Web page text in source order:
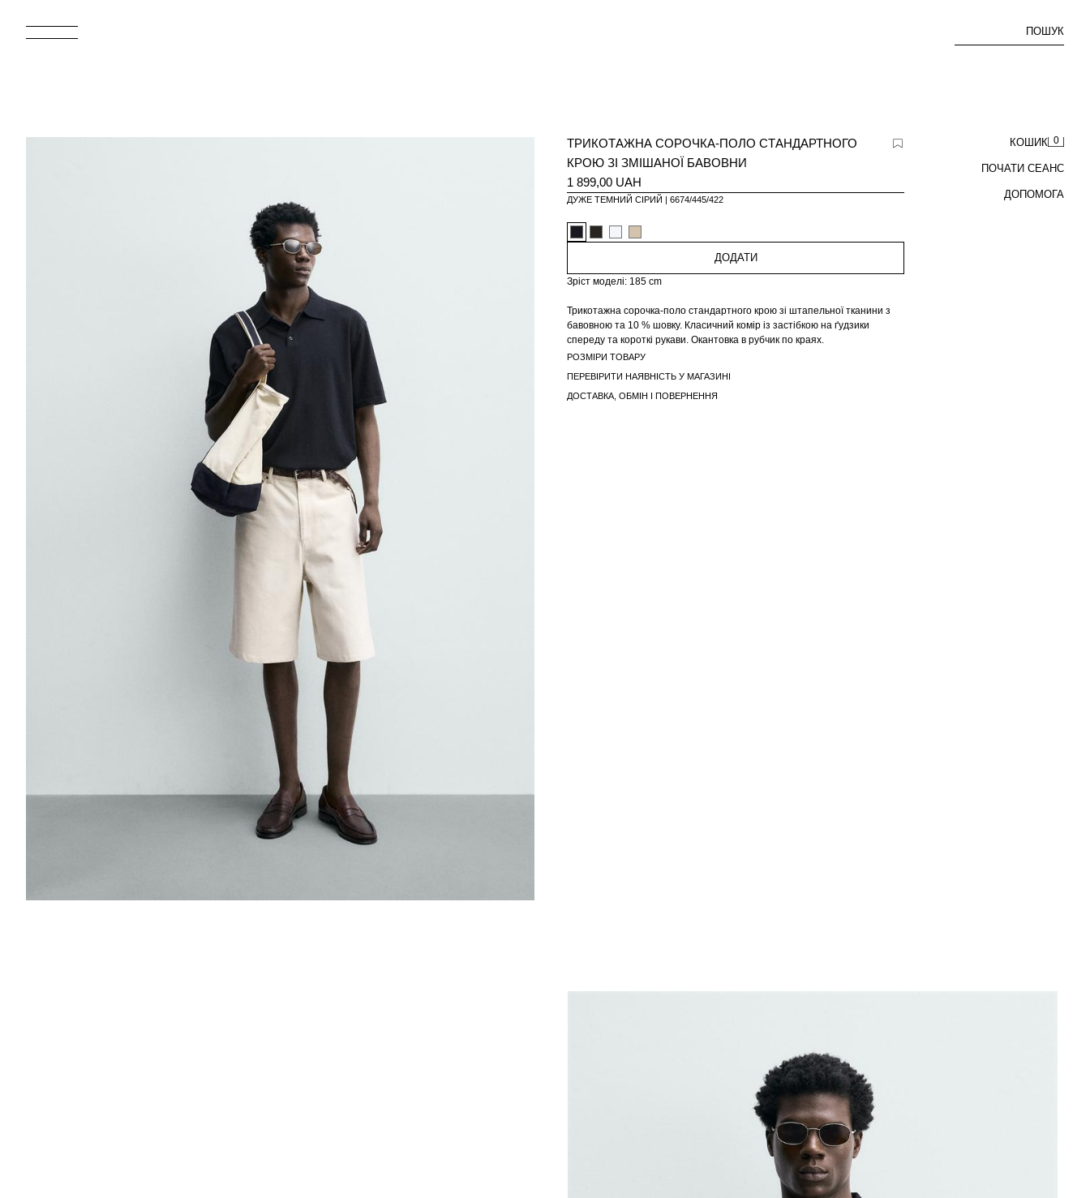
ПОШУК
КОШИК 0
ПОЧАТИ СЕАНС
ДОПОМОГА
ТРИКОТАЖНА СОРОЧКА-ПОЛО СТАНДАРТНОГО
КРОЮ ЗІ ЗМІШАНОЇ БАВОВНИ
1 899,00 UAH
ДУЖЕ ТЕМНИЙ СІРИЙ 6674/445/422
ДОДАТИ
Зріст моделі: 185 cm
Трикотажна сорочка-поло стандартного крою зі штапельної тканини з
бавовною та 10 % шовку. Класичний комір із застібкою на ґудзики
спереду та короткі рукави. Окантовка в рубчик по краях.
РОЗМІРИ ТОВАРУ
ПЕРЕВІРИТИ НАЯВНІСТЬ У МАГАЗИНІ
ДОСТАВКА, ОБМІН І ПОВЕРНЕННЯ